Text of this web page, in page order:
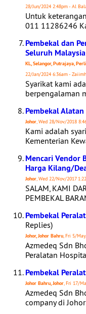
28/Jun/2024 2:48pm - Al
Untuk
011 11286246
Pembekal dan
Seluruh Malaysia
KL, Selangor, Putrajaya,
22/Jan/2024 6:36am -
Syarikat kami
berpengalaman
Pembekal
Johor, Wed 28/Nov/2018
Kami adalah
Kementerian
Mencari Vendor
Harga Kilang/
Johor, Wed 22/Nov/2017
SALAM, KAMI
PEMBEKAL
Pembekal
Replies)
Johor, Johor Bahru, Fri 5/
Azmedeq Sdn
Peralatan
Pembekal
Johor Bahru, Johor, Fri 17/
Azmedeq Sdn
company di